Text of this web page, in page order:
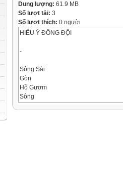
Dung lượng: 61.9 MB
Số lượt tải: 3
Số lượt thích: 0 người
HIỂU Ý ĐỒNG ĐỘI
-
Sông Sài
Gòn
Hồ Gươm
Sông